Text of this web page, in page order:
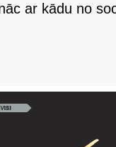
ar kādu no